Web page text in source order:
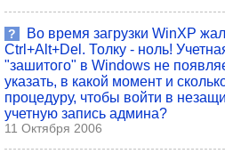
?
Во время загрузки WinXP
Ctrl+Alt+Del. Толку - ноль!
"зашитого" в Windows не
указать, в какой момент и
процедуру, чтобы войти в
учетную запись админа?
11 Октября 2006